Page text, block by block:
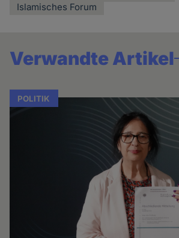
Islamisches Forum
Verwandte Artikel
POLITIK